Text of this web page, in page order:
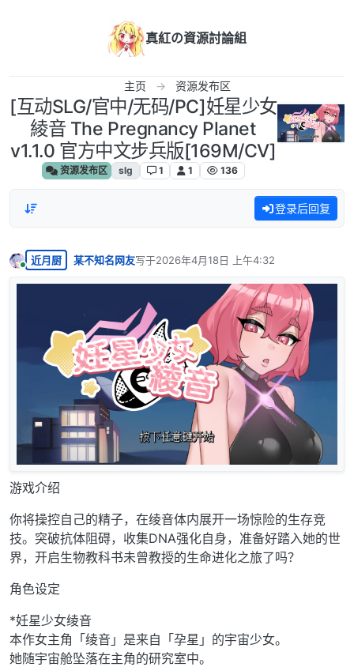
真紅の資源討論組
主页 资源发布区
[互动SLG/官中/无码/PC]妊星少女
綾音 The Pregnancy Planet
v1.1.0 官方中文步兵版[169M/CV]
资源发布区 slg 1 1 136
登录后回复
在线
近月厨 某不知名网友写于2026年4月18日 上午4:32
最后由 编辑
游戏介绍
你将操控自己的精子，在绫音体内展开一场惊险的生存竞
技。突破抗体阻碍，收集DNA强化自身，准备好踏入她的世
界，开启生物教科书未曾教授的生命进化之旅了吗？
角色设定
*妊星少女绫音
本作女主角「绫音」是来自「孕星」的宇宙少女。
她随宇宙舱坠落在主角的研究室中。